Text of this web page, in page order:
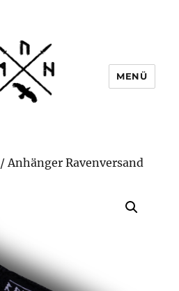
MENÜ
/ Anhänger Ravenversand